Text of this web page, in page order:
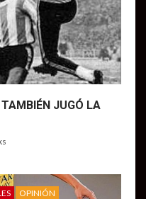
JUGÓ LA
OPINIÓN